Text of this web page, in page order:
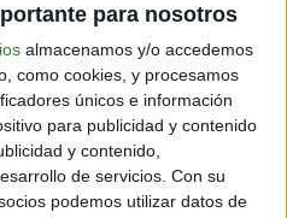
para nosotros
almacenamos y/o accedemos
como cookies, y procesamos
únicos e información
para publicidad y contenido
y contenido,
de servicios. Con su
podemos utilizar datos de
muchas de las calles del
cuenta con altas aceras